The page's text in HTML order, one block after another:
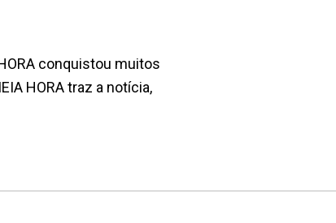
conquistou muitos
HORA traz a notícia,